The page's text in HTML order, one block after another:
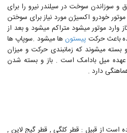
و سوزاندن سوخت در سیلندر نیرو را برای
خودرو اکسیژن مورد نیاز برای سوختن
وارد موتور میشود متراکم میشود و بعد از
باعث حرکت پیستونها میشود .سوپاپ ها
میشوند که زمانبندی حرکت و میزان
عهده میل بادامک است . باز و بسته شدن
دارد .
است از قبیل : قطر کلگی , قطر گیج لاین ,